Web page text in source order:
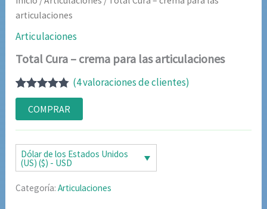
articulaciones
Articulaciones
Total Cura – crema para las articulaciones
Valorado
con4.75de
5 en base
a
4
de clientes
(4valoraciones de clientes)
COMPRAR
Dólar de los Estados Unidos
(US) ($) - USD
Categoría:Articulaciones